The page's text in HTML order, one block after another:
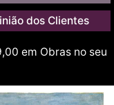
dos Clientes
em Obras no seu